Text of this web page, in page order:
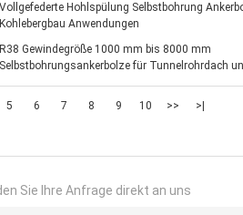
Vollgefederte Hohlspülung Selbstbohrung
Kohlebergbau Anwendungen
R38 Gewindegröße 1000 mm bis 8000 mm
Selbstbohrungsankerbolze für Tunnelrohrdach
5 6 7 8 9 10 >> >|
Sie Ihre Anfrage direkt an uns